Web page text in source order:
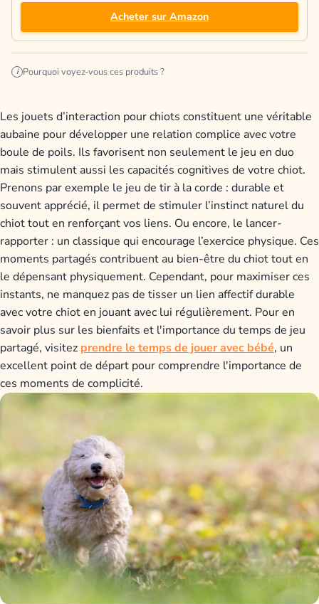
Acheter sur Amazon
i Pourquoi voyez-vous ces produits ?
Les jouets d’interaction pour chiots constituent une véritable
aubaine pour développer une relation complice avec votre
boule de poils. Ils favorisent non seulement le jeu en duo
mais stimulent aussi les capacités cognitives de votre chiot.
Prenons par exemple le jeu de tir à la corde : durable et
souvent apprécié, il permet de stimuler l’instinct naturel du
chiot tout en renforçant vos liens. Ou encore, le lancer-
rapporter : un classique qui encourage l’exercice physique. Ces
moments partagés contribuent au bien-être du chiot tout en
le dépensant physiquement. Cependant, pour maximiser ces
instants, ne manquez pas de tisser un lien affectif durable
avec votre chiot en jouant avec lui régulièrement. Pour en
savoir plus sur les bienfaits et l'importance du temps de jeu
partagé, visitez prendre le temps de jouer avec bébé, un
excellent point de départ pour comprendre l'importance de
ces moments de complicité.